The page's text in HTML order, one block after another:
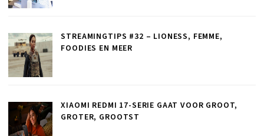
STREAMINGTIPS #32 – LIONESS, FEMME,
FOODIES EN MEER
XIAOMI REDMI 17-SERIE GAAT VOOR GROOT,
GROTER, GROOTST